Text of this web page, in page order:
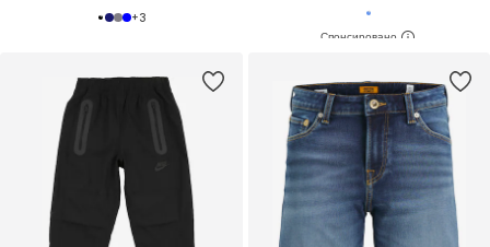
+3